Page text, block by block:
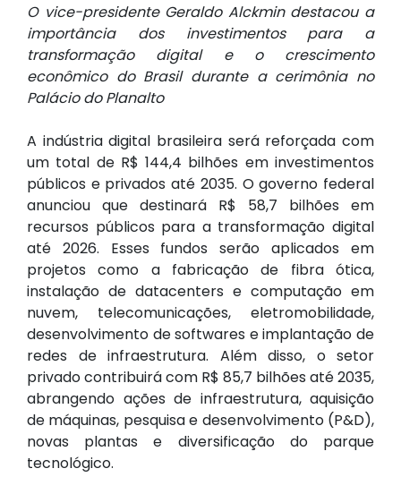
O vice-presidente Geraldo Alckmin destacou a
importância dos investimentos para a
transformação digital e o crescimento
econômico do Brasil durante a cerimônia no
Palácio do Planalto
A indústria digital brasileira será reforçada com
um total de R$ 144,4 bilhões em investimentos
públicos e privados até 2035. O governo federal
anunciou que destinará R$ 58,7 bilhões em
recursos públicos para a transformação digital
até 2026. Esses fundos serão aplicados em
projetos como a fabricação de fibra ótica,
instalação de datacenters e computação em
nuvem, telecomunicações, eletromobilidade,
desenvolvimento de softwares e implantação de
redes de infraestrutura. Além disso, o setor
privado contribuirá com R$ 85,7 bilhões até 2035,
abrangendo ações de infraestrutura, aquisição
de máquinas, pesquisa e desenvolvimento (P&D),
novas plantas e diversificação do parque
tecnológico.